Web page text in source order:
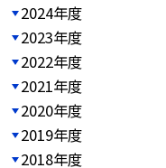
2024年度
2023年度
2022年度
2021年度
2020年度
2019年度
2018年度